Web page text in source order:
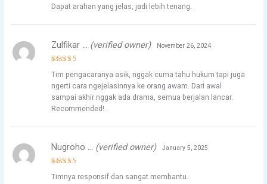
out of 5
Dapat arahan yang jelas, jadi lebih tenang.
out of 5
Zulfikar … (verified owner) November 26, 2024
Tim pengacaranya asik, nggak cuma tahu hukum tapi juga
ngerti cara ngejelasinnya ke orang awam. Dari awal
sampai akhir nggak ada drama, semua berjalan lancar.
Recommended!.
out of 5
Nugroho … (verified owner) January 5, 2025
Timnya responsif dan sangat membantu.